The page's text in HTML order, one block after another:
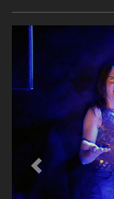
Previous